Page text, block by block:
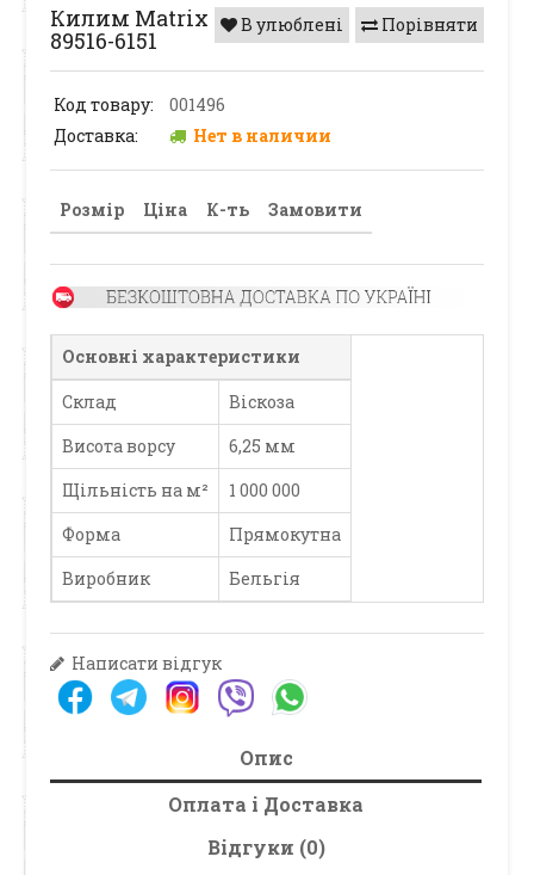
Порівняти
В улюблені
Килим Matrix
89516-6151
Код товару:
001496
Доставка:
Нет в наличии
Розмір Ціна К-ть Замовити
Основні характеристики
Склад
Віскоза
Висота ворсу
6,25 мм
Щільність на м²
1 000 000
Форма
Прямокутна
Виробник
Бельгія
Написати відгук
Опис
Оплата і Доставка
Відгуки (0)